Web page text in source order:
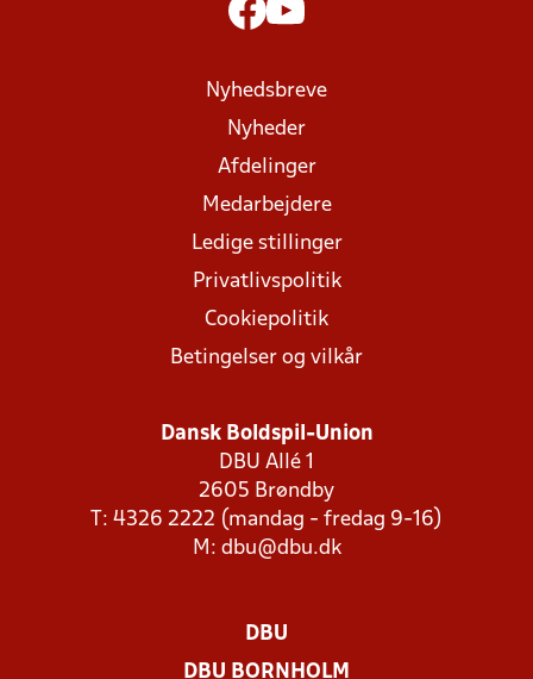
Nyhedsbreve
Nyheder
Afdelinger
Medarbejdere
Ledige stillinger
Privatlivspolitik
Cookiepolitik
Betingelser og vilkår
Dansk Boldspil-Union
DBU Allé 1
2605 Brøndby
T: 4326 2222 (mandag - fredag 9-16)
M: dbu@dbu.dk
DBU
DBU BORNHOLM